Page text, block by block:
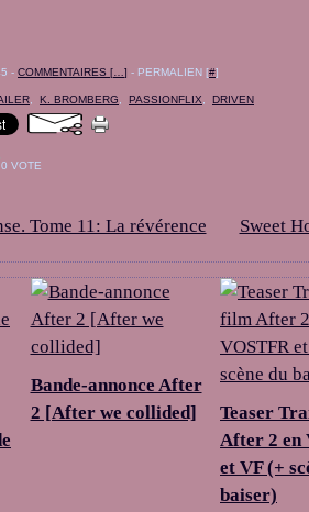
- COMMENTAIRES [ ] - PERMALIEN [#]
K. BROMBERG PASSIONFLIX DRIVEN
0 VOTE
Tome 11: La révérence Sweet
Bande-annonce After
2 [After we collided]
Teaser
After 2 en
et VF (+
baiser)